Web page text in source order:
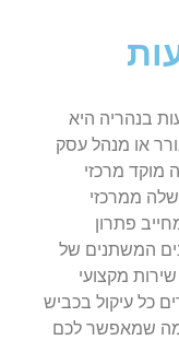
בנהריה היא
או מנהל עסק
מוקד מרכזי
ממרכזי
פתרון
המשתנים של
מקצועי
כל עיקול בכביש
מה שמאפשר לכם